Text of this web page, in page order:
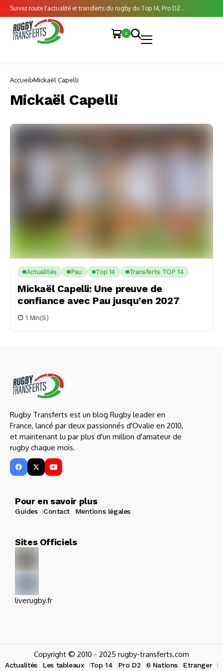
Suivez toute l'actualité et transferts du rugby du Top 14, Pro D2...
0
Accueil Mickaël Capelli
Mickaël Capelli
Actualités Pau Top 14 Transferts TOP 14
Mickaël Capelli: Une preuve de
confiance avec Pau jusqu’en 2027
1 Min(s)
Rugby Transferts est un blog Rugby leader en
France, lancé par deux passionnés d'Ovalie en 2010,
et maintenant lu par plus d'un million d'amateur de
rugby chaque mois.
Pour en savoir plus
Guides Contact Mentions légales
Sites Officiels
liverugby.fr
Copyright © 2010 - 2025 rugby-transferts.com
Actualités Les tableaux Top 14 Pro D2 6 Nations Etranger